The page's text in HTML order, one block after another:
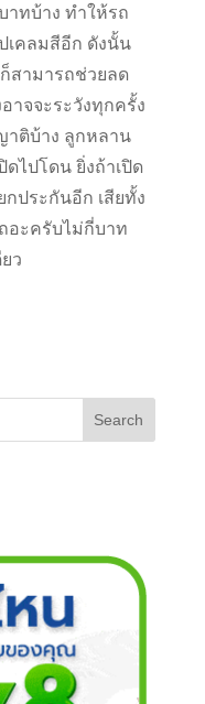
าทบ้าง ทำให้รถ
เคลมสีอีก ดังนั้น
ก็สามารถช่วยลด
าจจะระวังทุกครั้ง
าติบ้าง ลูกหลาน
ดไปโดน ยิ่งถ้าเปิด
กประกันอีก เสียทั้ง
อะครับไม่กี่บาท
ว